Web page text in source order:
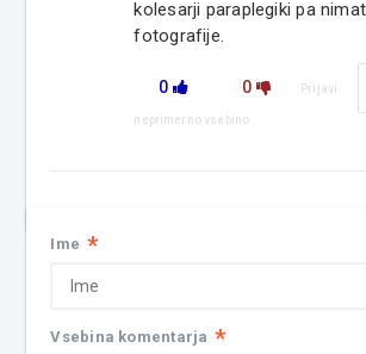
kolesarji paraplegiki pa
fotografije.
0 0 Prijavi
neprimerno vsebino
Ime *
Vsebina komentarja *